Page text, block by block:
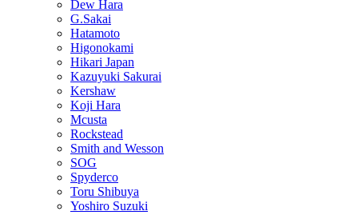
Dew Hara
G.Sakai
Hatamoto
Higonokami
Hikari Japan
Kazuyuki Sakurai
Kershaw
Koji Hara
Mcusta
Rockstead
Smith and Wesson
SOG
Spyderco
Toru Shibuya
Yoshiro Suzuki